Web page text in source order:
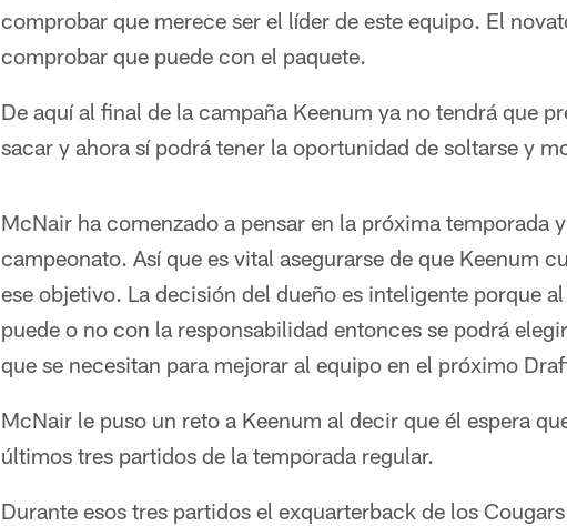
comprobar que merece ser el líder de este equipo. El
comprobar que puede con el paquete.
De aquí al final de la campaña Keenum ya no tendrá que
sacar y ahora sí podrá tener la oportunidad de soltarse y
McNair ha comenzado a pensar en la próxima temporada
campeonato. Así que es vital asegurarse de que Keenum
ese objetivo. La decisión del dueño es inteligente porque
puede o no con la responsabilidad entonces se podrá
que se necesitan para mejorar al equipo en el próximo
McNair le puso un reto a Keenum al decir que él espera
últimos tres partidos de la temporada regular.
Durante esos tres partidos el exquarterback de los